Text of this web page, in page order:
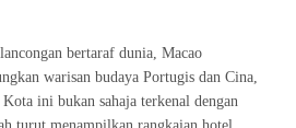
bertaraf dunia, Macao
warisan budaya Portugis dan Cina,
ini bukan sahaja terkenal dengan